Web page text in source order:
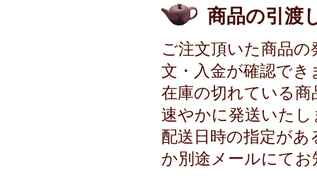
商品の引渡
ご注文頂いた商品
文・入金が確認で
在庫の切れている
速やかに発送いた
配送日時の指定が
か別途メールにて